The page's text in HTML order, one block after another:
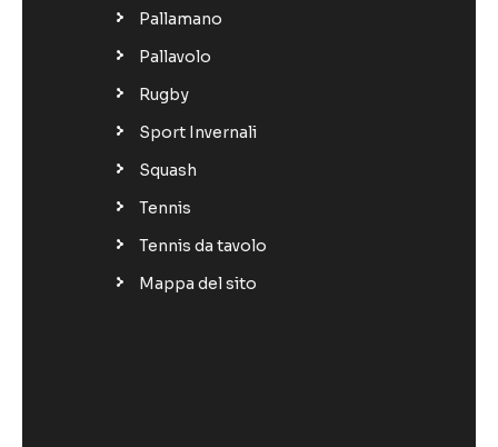
Pallamano
Pallavolo
Rugby
Sport Invernali
Squash
Tennis
Tennis da tavolo
Mappa del sito